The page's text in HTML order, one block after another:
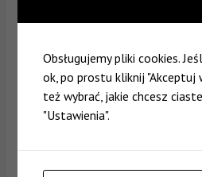
Obsługujemy pliki cookies.
ok, po prostu kliknij "Akceptuj
też wybrać, jakie chcesz
"Ustawienia".